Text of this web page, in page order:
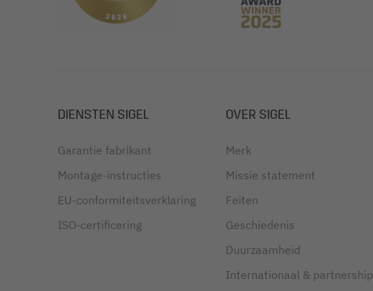
DIENSTEN SIGEL
Garantie fabrikant
Montage-instructies
EU-conformiteitsverklaring
ISO-certificering
OVER SIGEL
Merk
Missie statement
Feiten
Geschiedenis
Duurzaamheid
Internationaal & partnership